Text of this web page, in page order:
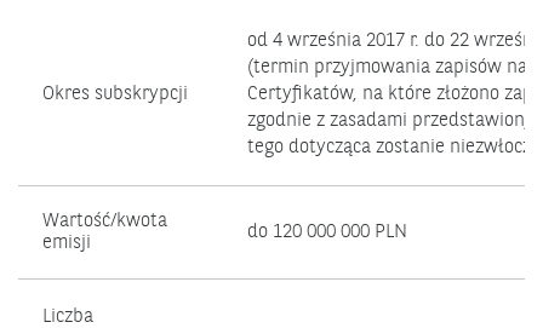
Okres subskrypcji
od 4 września 2017 r. do 22
(termin przyjmowania zapisów na
Certyfikatów, na które złożono
zgodnie z zasadami
tego dotycząca zostanie
Wartość/kwota
emisji
do 120 000 000 PLN
Liczba